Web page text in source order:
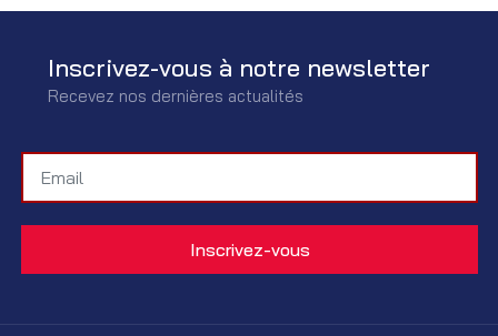
Inscrivez-vous à notre newsletter
Recevez nos dernières actualités